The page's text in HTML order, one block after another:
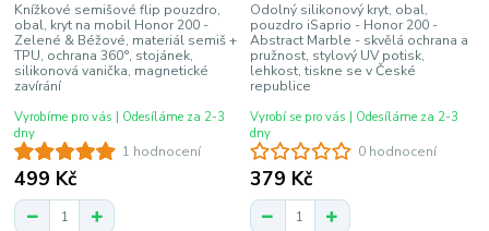
1 hodnocení
Knížkové semišové flip pouzdro,
obal, kryt na mobil Honor 200 -
Zelené & Béžové, materiál semiš +
TPU, ochrana 360°, stojánek,
silikonová vanička, magnetické
zavírání
499 Kč
Vyrobíme pro vás | Odesíláme za 2-3
dny
0 hodnocení
Odolný silikonový kryt, obal,
pouzdro iSaprio - Honor 200 -
Abstract Marble - skvělá ochrana a
pružnost, stylový UV potisk,
lehkost, tiskne se v České
republice
379 Kč
Vyrobí se pro vás | Odesíláme za 2-3
dny